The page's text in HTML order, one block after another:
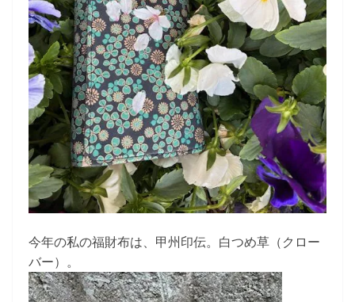
今年の私の福財布は、甲州印伝。白つめ草（クロー
バー）。